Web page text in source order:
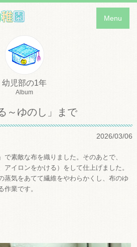
Menu
幼児部の1年
Album
～ゆのし」まで
2026/03/06
素敵な布を織りました。そのあとで、
アイロンをかける）をして仕上げました。
蒸気をあてて繊維をやわらかくし、布のゆ
作業です。